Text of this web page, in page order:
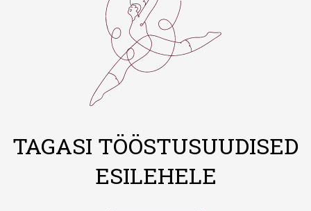
TAGASI TÖÖSTUSUUDISED
ESILEHELE